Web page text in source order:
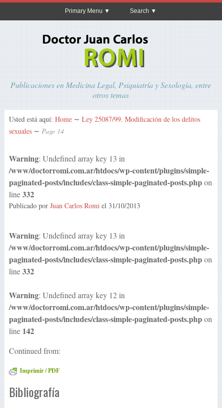
Primary Menu Search
Publicaciones en Medicina Legal, Psiquiatría y Sexología, entre
otros temas
Usted está aquí: Home ∼ Ley 25087/99. Modificación de los delitos
sexuales ∼ Page 14
Warning: Undefined array key 13 in
/www/doctorromi.com.ar/htdocs/wp-content/plugins/simple-
paginated-posts/includes/class-simple-paginated-posts.phpon
line332
Publicado por Juan Carlos Romiel 31/10/2013
Warning: Undefined array key 13 in
/www/doctorromi.com.ar/htdocs/wp-content/plugins/simple-
paginated-posts/includes/class-simple-paginated-posts.phpon
line332
Warning: Undefined array key 12 in
/www/doctorromi.com.ar/htdocs/wp-content/plugins/simple-
paginated-posts/includes/class-simple-paginated-posts.phpon
line 142
Continued from:
Imprimir / PDF
Bibliografía